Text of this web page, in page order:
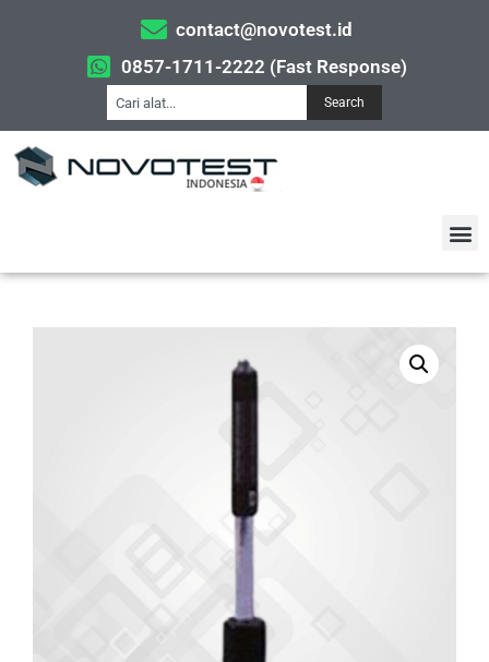
contact@novotest.id
0857-1711-2222 (Fast Response)
Search